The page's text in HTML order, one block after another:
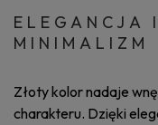
ELEGANCJA I
MINIMALIZM
Złoty kolor nadaje
charakteru. Dzięki